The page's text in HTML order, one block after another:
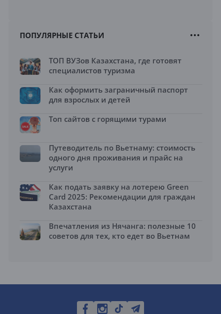
ПОПУЛЯРНЫЕ СТАТЬИ
ТОП ВУЗов Казахстана, где готовят
специалистов туризма
Как оформить заграничный паспорт
для взрослых и детей
Топ сайтов с горящими турами
Путеводитель по Вьетнаму: стоимость
одного дня проживания и прайс на
услуги
Как подать заявку на лотерею Green
Card 2025: Рекомендации для граждан
Казахстана
Впечатления из Нячанга: полезные 10
советов для тех, кто едет во Вьетнам